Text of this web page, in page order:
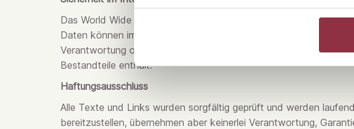
Das World Wide Web ist ein für jedermann zugängliches,
Daten können im Internet verloren gehen oder von
Verantwortung oder Haftung für Datensicherheit. Sie kann auch
Bestandteile enthält.
Haftungsausschluss
Alle Texte und Links wurden sorgfältig geprüft und werden
bereitzustellen, übernehmen aber keinerlei Verantwortung,